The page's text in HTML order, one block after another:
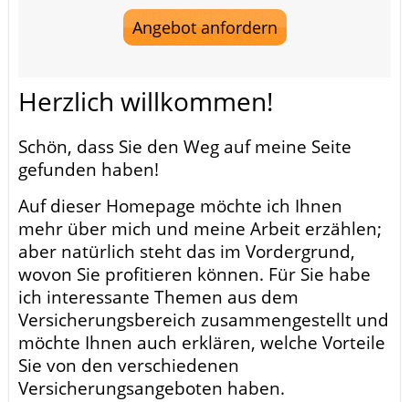
Herzlich willkommen!
Schön, dass Sie den Weg auf meine Seite
gefunden haben!
Auf dieser Homepage möchte ich Ihnen
mehr über mich und meine Arbeit erzählen;
aber natürlich steht das im Vordergrund,
wovon Sie profitieren können. Für Sie habe
ich interessante Themen aus dem
Versicherungsbereich zusammengestellt und
möchte Ihnen auch erklären, welche Vorteile
Sie von den verschiedenen
Versicherungsangeboten haben.